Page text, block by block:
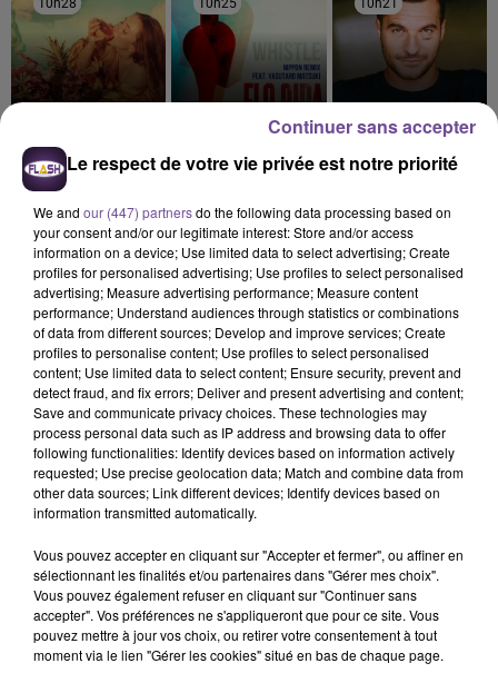
10h28
10h28
Jet Lag
10h25
10h25
Whistle
10h21
10h21
A L'imparfaite
Cet élément est masqué compte-tenu du refus du
dépôt de cookies que vous avez exprimé. Si vous
souhaitez l'afficher, merci de nous donner votre accord
en cliquant sur le bouton ci-dessous.
Afficher l'élément
PRÈS DE CHEZ VOUS
Le respect de votre vie privée est notre priorité
We and our (447) partnersdo the following data processing based on
your consent and/or our legitimate interest: Store and/or access
information on a device; Use limited data to select advertising; Create
profiles for personalised advertising; Use profiles to select personalised
advertising; Measure advertising performance; Measure content
performance; Understand audiences through statistics or combinations
of data from different sources; Develop and improve services; Create
profiles to personalise content; Use profiles to select personalised
content; Use limited data to select content; Ensure security, prevent and
detect fraud, and fix errors; Deliver and present advertising and content;
Save and communicate privacy choices. These technologies may
process personal data such as IP address and browsing data to offer
following functionalities: Identify devices based on information actively
requested; Use precise geolocation data; Match and combine data from
other data sources; Link different devices; Identify devices based on
information transmitted automatically.
Vous pouvez accepter en cliquant sur "Accepter et fermer", ou affiner en
sélectionnant les finalités et/ou partenaires dans "Gérer mes choix".
Vous pouvez également refuser en cliquant sur "Continuer sans
accepter". Vos préférences ne s'appliqueront que pour ce site. Vous
pouvez mettre à jour vos choix, ou retirer votre consentement à tout
moment via le lien "Gérer les cookies" situé en bas de chaque page.
Continuer sans accepter